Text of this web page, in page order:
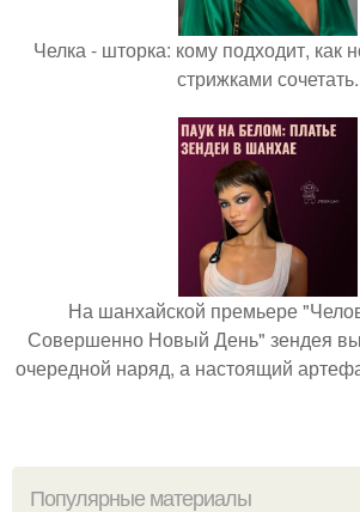
Челка - шторка: кому подходит, как
стрижками сочетать.
На шанхайской премьере
Совершенно Новый День" зендея
очередной наряд, а настоящий
Популярные материалы